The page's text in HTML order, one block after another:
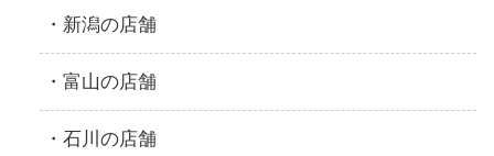
新潟の店舗
富山の店舗
石川の店舗